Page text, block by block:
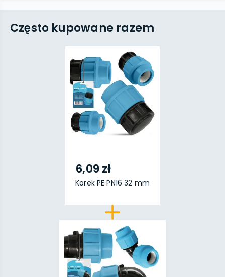
Często kupowane razem
6,09 zł
Korek PE PN16 32 mm